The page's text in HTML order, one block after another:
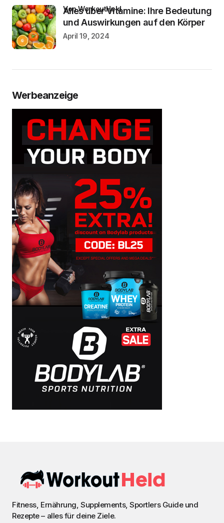
Alles über Vitamine: Ihre Bedeutung
und Auswirkungen auf den Körper
von WorkoutHeld
April 19, 2024
Werbeanzeige
Fitness, Ernährung, Supplements, Sportlers Guide und
Rezepte – alles für deine Ziele.